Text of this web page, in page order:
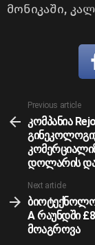
მონიკაში,
more
Previous article
კომპანია
დოლარის
Next article
A რაუნდში
მოაგროვა